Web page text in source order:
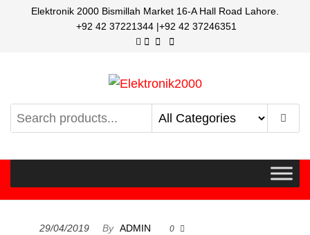
Elektronik 2000 Bismillah Market 16-A Hall Road Lahore.
+92 42 37221344 |+92 42 37246351
Elektronik2000 A super Electronics company
29/04/2019 By ADMIN 0